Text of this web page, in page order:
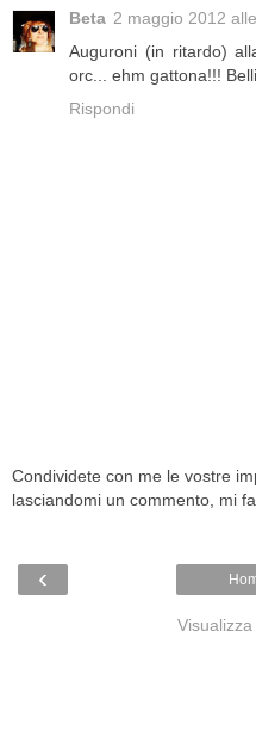
Beta 2 maggio 2012
Auguroni (in ritardo)
orc... ehm gattona!!!
Rispondi
Condividete con me le vostre
lasciandomi un commento, mi
‹